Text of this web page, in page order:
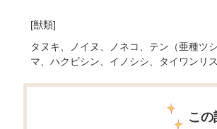
[獣類]
タヌキ、ノイヌ、ノネコ、テン（亜種ツ
マ、ハクビシン、イノシシ、タイワンリ
こ